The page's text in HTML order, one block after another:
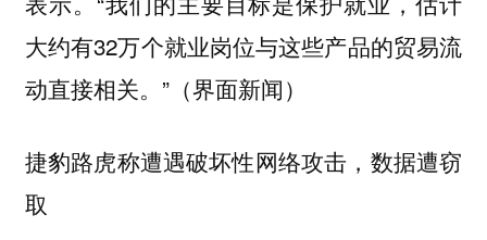
大约有32万个就业岗位与这些产品的贸易流
动直接相关。”（界面新闻）
捷豹路虎称遭遇破坏性网络攻击，数据遭窃
取